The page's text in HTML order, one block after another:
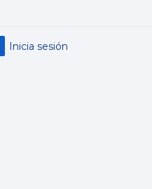
Inicia sesión